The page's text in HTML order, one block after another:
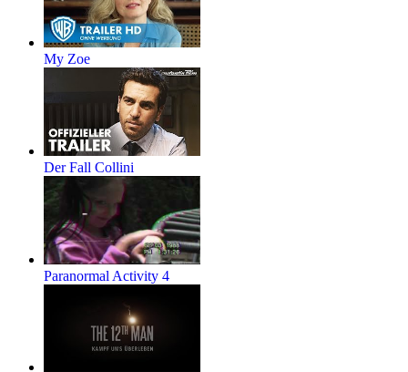
My Zoe
Der Fall Collini
Paranormal Activity 4